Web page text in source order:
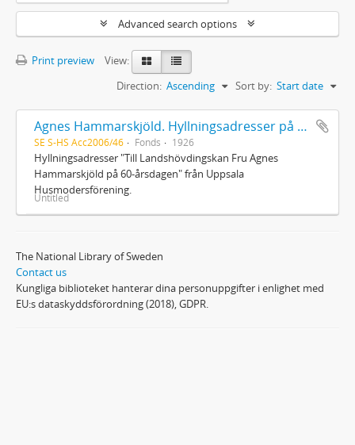
Advanced search options
Print preview
View:
Sort by: Start date
Direction: Ascending
Agnes Hammarskjöld. Hyllningsadresser på 60-årsdagen
SE S-HS Acc2006/46 Fonds 1926
Hyllningsadresser "Till Landshövdingskan Fru Agnes
Hammarskjöld på 60-årsdagen" från Uppsala
Husmodersförening.
Untitled
The National Library of Sweden
Contact us
Kungliga biblioteket hanterar dina personuppgifter i enlighet med
EU:s dataskyddsförordning (2018), GDPR.